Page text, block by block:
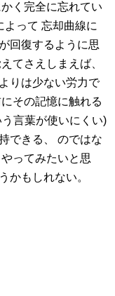
かく完全に忘れてい
よって 忘却曲線に
回復するように思
てさえしまえば、
りは少ない労力で
その記憶に触れる
言葉が使いにくい)
できる、
のではな
ってみたいと思
かもしれない。